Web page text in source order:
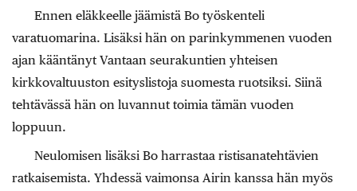
Ennen eläkkeelle jäämistä Bo työskenteli
varatuomarina. Lisäksi hän on parinkymmenen vuoden
ajan kääntänyt Vantaan seurakuntien yhteisen
kirkkovaltuuston esityslistoja suomesta ruotsiksi. Siinä
tehtävässä hän on luvannut toimia tämän vuoden
loppuun.
Neulomisen lisäksi Bo harrastaa ristisanatehtävien
ratkaisemista. Yhdessä vaimonsa Airin kanssa hän myös